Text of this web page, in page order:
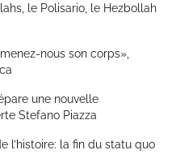
le Polisario, le Hezbollah
nous son corps»,
une nouvelle
Stefano Piazza
l’histoire: la fin du statu quo